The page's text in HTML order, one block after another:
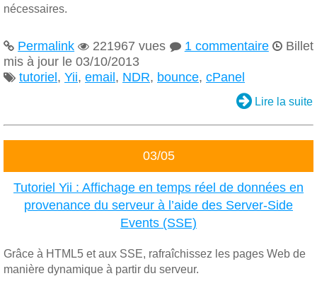
nécessaires.
 Permalink  221967 vues  1 commentaire Billet
mis à jour le 03/10/2013
 tutoriel , Yii, email , NDR, bounce, cPanel
 Lire la suite
03/05
Tutoriel Yii : Affichage en temps réel de données en
provenance du serveur à l’aide des Server-Side
Events (SSE)
Grâce à HTML5 et aux SSE, rafraîchissez les pages Web de
manière dynamique à partir du serveur.